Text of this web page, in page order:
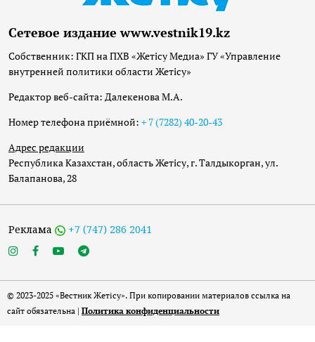
Сетевое издание www.vestnik19.kz
Собственник: ГКП на ПХВ «Жетісу Медиа» ГУ «Управление
внутренней политики области Жетісу»
Редактор веб-сайта: Далекенова М.А.
Номер телефона приёмной: + 7 (7282) 40-20-43
Адрес редакции
Республика Казахстан, область Жетісу, г. Талдыкорган, ул.
Балапанова, 28
Реклама +7 (747) 286 2041
© 2023-2025 «Вестник Жетісу». При копировании материалов ссылка на
сайт обязательна | Политика конфиденциальности